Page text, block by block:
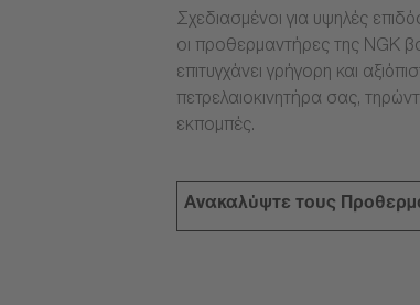
Σχεδιασμένοι για υψηλές
οι προθερμαντήρες της NGK
επιτυγχάνει γρήγορη και
πετρελαιοκινητήρα σας,
εκπομπές.
Ανακαλύψτε τους